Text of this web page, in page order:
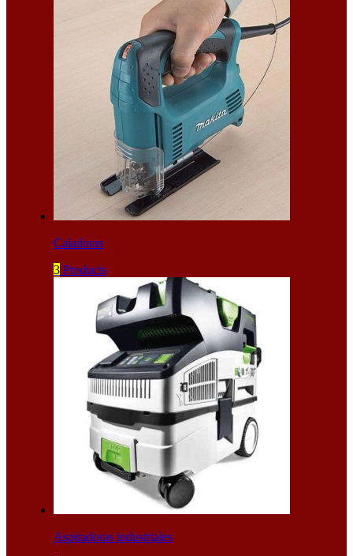
Caladoras
3 Products
Aspiradoras industriales